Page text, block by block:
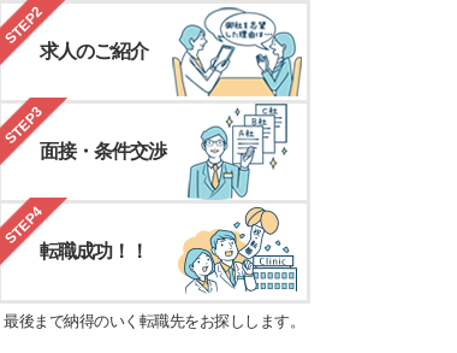
STEP2
求人のご紹介
STEP3
面接・条件交渉
STEP4
転職成功！！
最後まで納得のいく転職先をお探しします。